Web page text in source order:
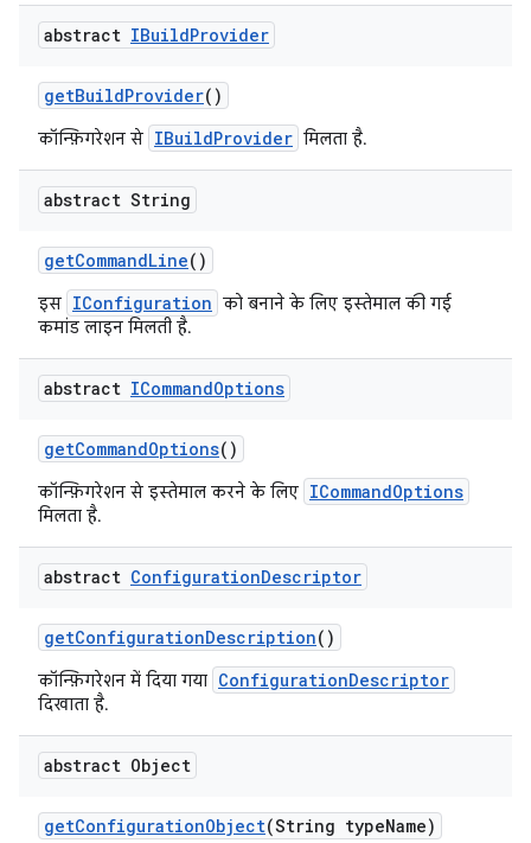
abstract IBuildProvider
getBuildProvider()
कॉन्फ़िगरेशन से IBuildProvider मिलता है.
abstract String
getCommandLine()
इस IConfiguration को बनाने के लिए इस्तेमाल की गई
कमांड लाइन मिलती है.
abstract ICommandOptions
getCommandOptions()
कॉन्फ़िगरेशन से इस्तेमाल करने के लिए ICommandOptions
मिलता है.
abstract ConfigurationDescriptor
getConfigurationDescription()
कॉन्फ़िगरेशन में दिया गया ConfigurationDescriptor
दिखाता है.
abstract Object
getConfigurationObject(String typeName)